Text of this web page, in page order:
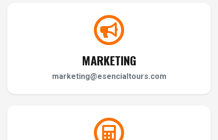
MARKETING
marketing@esencialtours.com